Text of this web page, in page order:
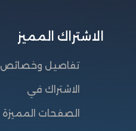
الاشتراك المميز
تفاصيل وخصائص
الاشتراك في
الصفحات المميزة